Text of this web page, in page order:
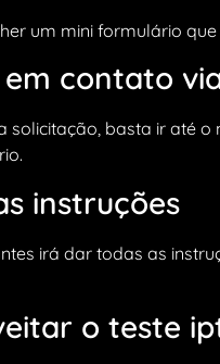
um mini formulário
em contato
solicitação, basta ir até
instruções
irá dar todas as
o teste